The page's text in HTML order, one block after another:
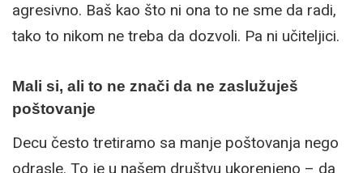
agresivno. Baš kao što ni ona to ne sme da radi,
tako to nikom ne treba da dozvoli. Pa ni učiteljici.
Mali si, ali to ne znači da ne zaslužuješ
poštovanje
Decu često tretiramo sa manje poštovanja nego
odrasle. To je u našem društvu ukorenjeno – da